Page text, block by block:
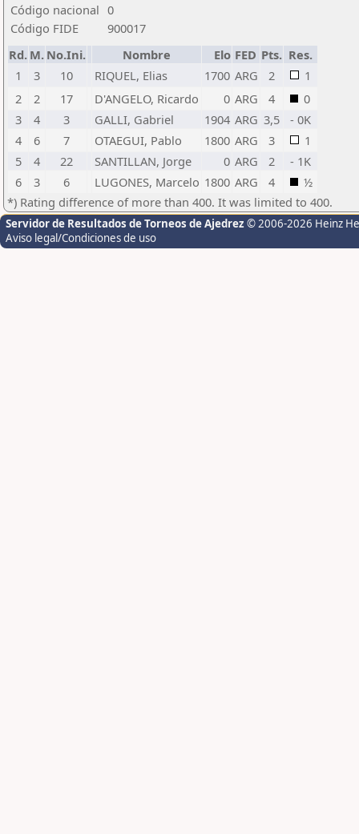
Código nacional 0
Código FIDE
900017
Rd. M. No.Ini. Nombre Elo FED Pts. Res.
1
3 10 RIQUEL, Elias 1700 ARG 2
1
2
2 17 D'ANGELO, Ricardo 0 ARG 4
0
3
4 3 GALLI, Gabriel 1904 ARG 3,5
- 0K
4
6 7 OTAEGUI, Pablo 1800 ARG 3
1
5
4 22 SANTILLAN, Jorge 0 ARG 2
- 1K
6
3 6 LUGONES, Marcelo 1800 ARG 4
½
*) Rating difference of more than 400. It was limited to 400.
Servidor de Resultados de Torneos de Ajedrez © 2006-2026 Heinz
Aviso legal/Condiciones de uso